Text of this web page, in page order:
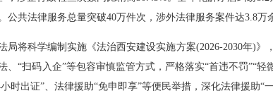
公共法律服务总量突破40万件次，涉外法律服务案件达3.8万
将科学编制实施《法治西安建设实施方案(2026-2030年)》
、“扫码入企”等包容审慎监管方式，严格落实“首违不罚”“轻
时出证”、法律援助“免申即享”等便民举措，深化法律援助“